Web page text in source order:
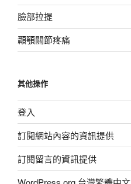
臉部拉提
顳顎關節疼痛
其他操作
登入
訂閱網站內容的資訊提供
訂閱留言的資訊提供